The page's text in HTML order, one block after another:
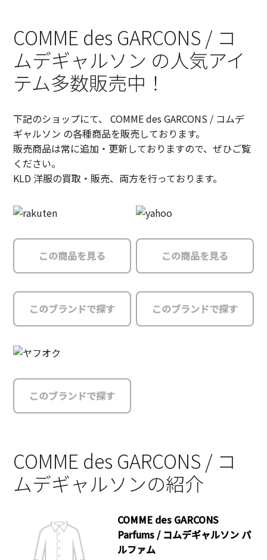
COMME des GARCONS / コ
ムデギャルソン の人気アイ
テム多数販売中！
下記のショップにて、 COMME des GARCONS / コムデ
ギャルソン の各種商品を販売しております。
販売商品は常に追加・更新しておりますので、ぜひご覧
ください。
KLD 洋服の買取・販売、両方を行っております。
この商品を見る
このブランドで探す
この商品を見る
このブランドで探す
このブランドで探す
COMME des GARCONS / コ
ムデギャルソンの紹介
COMME des GARCONS
Parfums / コムデギャルソン パ
ルファム